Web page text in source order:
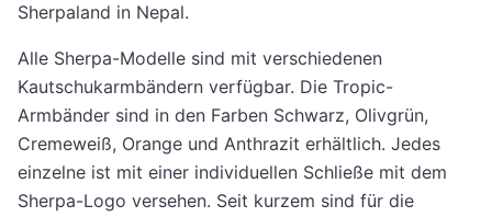
Sherpaland in Nepal.
Alle Sherpa-Modelle sind mit verschiedenen
Kautschukarmbändern verfügbar. Die Tropic-
Armbänder sind in den Farben Schwarz, Olivgrün,
Cremeweiß, Orange und Anthrazit erhältlich. Jedes
einzelne ist mit einer individuellen Schließe mit dem
Sherpa-Logo versehen. Seit kurzem sind für die